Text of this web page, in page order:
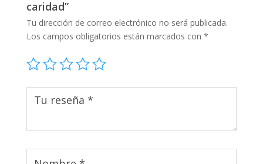
caridad”
Tu dirección de correo electrónico no será publicada.
Los campos obligatorios están marcados con *